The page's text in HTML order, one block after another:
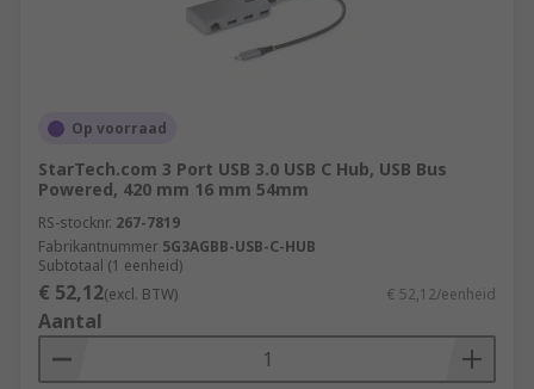
Op voorraad
StarTech.com 3 Port USB 3.0 USB C Hub, USB Bus
Powered, 420 mm 16 mm 54mm
RS-stocknr. 267-7819
Fabrikantnummer 5G3AGBB-USB-C-HUB
Subtotaal (1 eenheid)
€ 52,12(excl. BTW) € 52,12/eenheid
Aantal